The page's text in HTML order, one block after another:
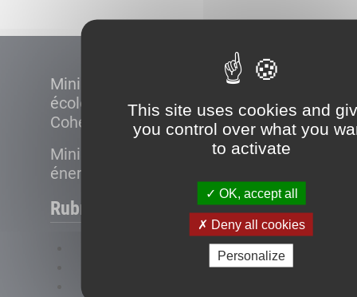
This site uses cookies and
you control over what you
to activate
OK, accept all
Deny all cookies
Personalize
Ministère de la Transition
écologique et de la
Cohésion des territoires
Ministère de la Transition
énergétique
Rubriques